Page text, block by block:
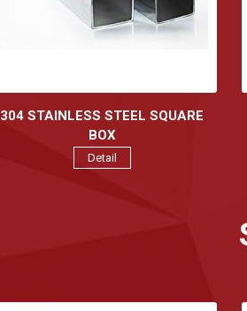
304 STAINLESS STEEL SQUARE
BOX
Detail